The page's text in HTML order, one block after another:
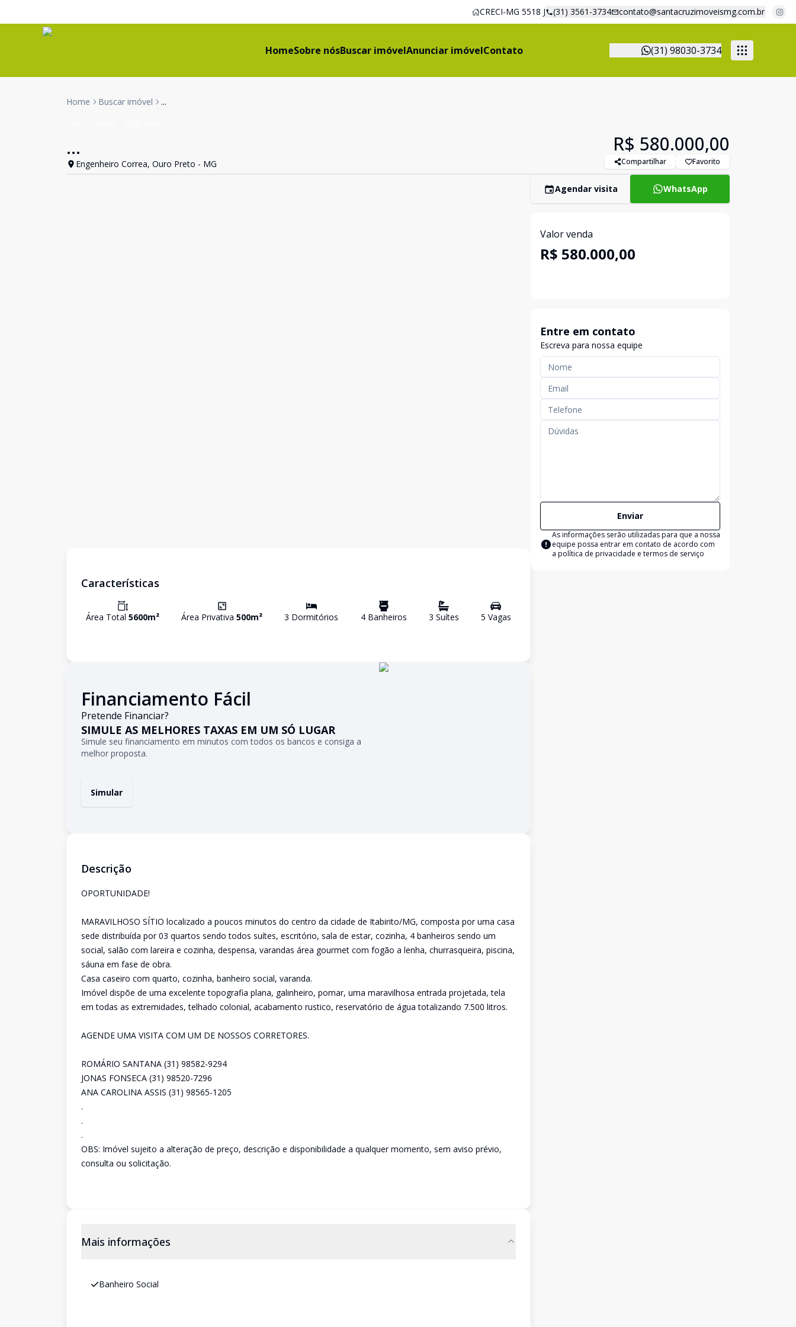
CRECI-MG 5518 J (31) 3561-3734 contato@santacruzimoveismg.com.br
HomeSobre nósBuscar imóvelAnunciar imóvelContato (31) 98030-3734
Home Buscar imóvel ...
...
Engenheiro Correa, Ouro Preto - MG
R$ 580.000,00
Compartilhar Favorito
Características
Área Total 5600m² Área Privativa500m² 3 Dormitórios 4Banheiros 3 Suítes 5 Vagas
Financiamento Fácil
Pretende Financiar?
SIMULE AS MELHORES TAXAS EM UM SÓ LUGAR
Simule seu financiamento em minutos com todos os bancos e consiga a
melhor proposta.
Simular
Descrição
OPORTUNIDADE!
MARAVILHOSO SÍTIO localizado a poucos minutos do centro da cidade de Itabirito/MG, composta por uma casa
sede distribuída por 03 quartos sendo todos suítes, escritório, sala de estar, cozinha, 4 banheiros sendo um
social, salão com lareira e cozinha, despensa, varandas área gourmet com fogão a lenha, churrasqueira, piscina,
sáuna em fase de obra.
Casa caseiro com quarto, cozinha, banheiro social, varanda.
Imóvel dispõe de uma excelente topografia plana, galinheiro, pomar, uma maravilhosa entrada projetada, tela
em todas as extremidades, telhado colonial, acabamento rustico, reservatório de água totalizando 7.500 litros.
AGENDE UMA VISITA COM UM DE NOSSOS CORRETORES.
ROMÁRIO SANTANA (31) 98582-9294
JONAS FONSECA (31) 98520-7296
ANA CAROLINA ASSIS (31) 98565-1205
.
.
.
OBS: Imóvel sujeito a alteração de preço, descrição e disponibilidade a qualquer momento, sem aviso prévio,
consulta ou solicitação.
Mais informações
Banheiro Social
Agendar visita WhatsApp
Valor venda
R$ 580.000,00
Entre em contato
Escreva para nossa equipe
Enviar
As informações serão utilizadas para que a nossa
equipe possa entrar em contato de acordo com
a política de privacidade e termos de serviço